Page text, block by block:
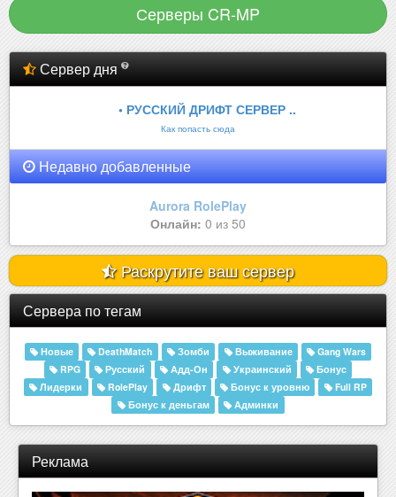
Серверы CR-MP
Сервер дня
• РУССКИЙ ДРИФТ СЕРВЕР ..
Как попасть сюда
Недавно добавленные
Aurora RolePlay
Онлайн: 0 из 50
Раскрутите ваш сервер
Сервера по тегам
Новые DeathMatch Зомби Выживание
Gang Wars
RPG
Русский Адд-Он Украинский
Бонус
Лидерки
RolePlay Дрифт Бонус к уровню
Full RP
Бонус к деньгам
Админки
Реклама